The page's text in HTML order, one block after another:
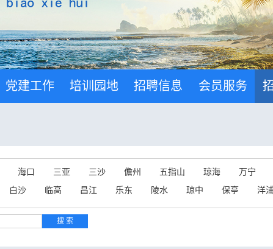
党建工作 培训园地 招聘信息 会员服务
海口 三亚 三沙 儋州 五指山 琼海 万宁
白沙 临高 昌江 乐东 陵水 琼中 保亭 洋